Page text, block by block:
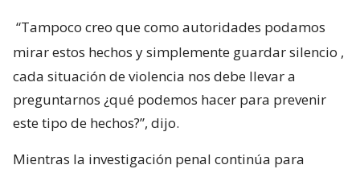
“Tampoco creo que como autoridades podamos
mirar estos hechos y simplemente guardar silencio ,
cada situación de violencia nos debe llevar a
preguntarnos ¿qué podemos hacer para prevenir
este tipo de hechos?”, dijo.
Mientras la investigación penal continúa para